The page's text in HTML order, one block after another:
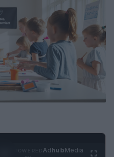
AdhubMedia